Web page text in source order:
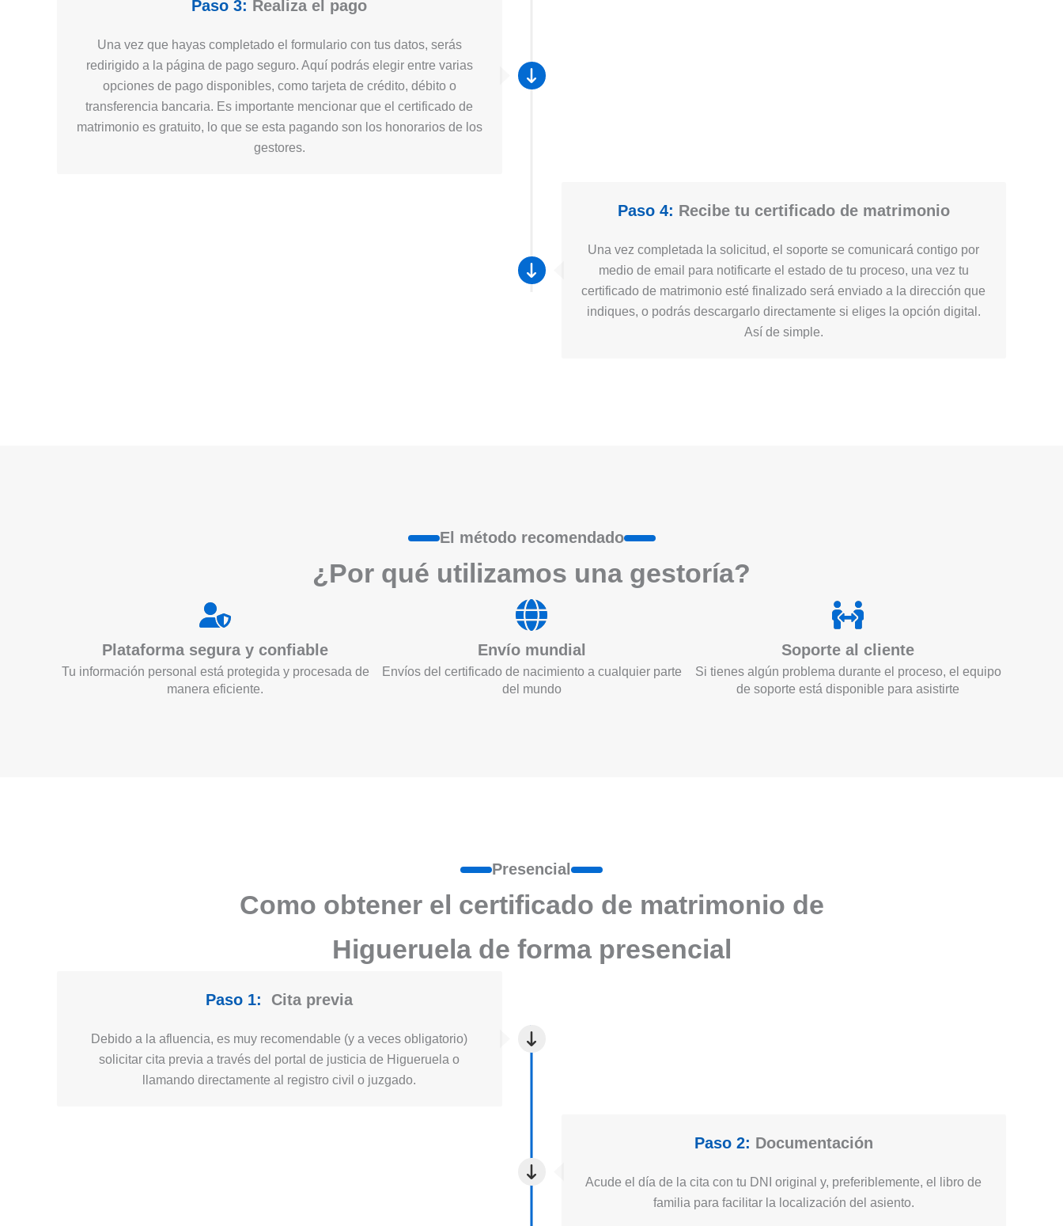
Paso 3: Realiza el pago
Una vez que hayas completado el formulario con tus datos, serás
redirigido a la página de pago seguro. Aquí podrás elegir entre varias
opciones de pago disponibles, como tarjeta de crédito, débito o
transferencia bancaria. Es importante mencionar que el certificado de
matrimonio es gratuito, lo que se esta pagando son los honorarios de los
gestores.
Paso 4: Recibe tu certificado de matrimonio
Una vez completada la solicitud, el soporte se comunicará contigo por
medio de email para notificarte el estado de tu proceso, una vez tu
certificado de matrimonio esté finalizado será enviado a la dirección que
indiques, o podrás descargarlo directamente si eliges la opción digital.
Así de simple.
El método recomendado
¿Por qué utilizamos una gestoría?
Plataforma segura y confiable
Tu información personal está protegida y procesada de
manera eficiente.
Envío mundial
Envíos del certificado de nacimiento a cualquier parte
del mundo
Soporte al cliente
Si tienes algún problema durante el proceso, el equipo
de soporte está disponible para asistirte
Presencial
Como obtener el certificado de matrimonio de
Higueruela de forma presencial
Paso 1: Cita previa
Debido a la afluencia, es muy recomendable (y a veces obligatorio)
solicitar cita previa a través del portal de justicia de Higueruela o
llamando directamente al registro civil o juzgado.
Paso 2: Documentación
Acude el día de la cita con tu DNI original y, preferiblemente, el libro de
familia para facilitar la localización del asiento.